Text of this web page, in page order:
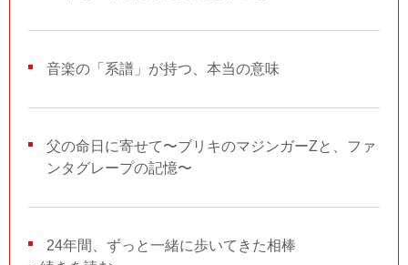
音楽の「系譜」が持つ、本当の意味
父の命日に寄せて〜ブリキのマジンガーZと、ファ
ンタグレープの記憶〜
24年間、ずっと一緒に歩いてきた相棒